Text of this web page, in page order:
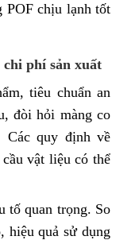
POF chịu lạnh tốt
chi phí sản xuất
tiêu chuẩn an
đòi hỏi màng co
Các quy định về
vật liệu có thể
tố quan trọng. So
hiệu quả sử dụng